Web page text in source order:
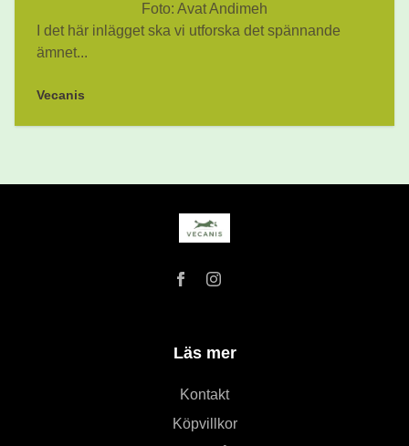
Foto: Avat Andimeh
I det här inlägget ska vi utforska det spännande
ämnet...
Vecanis
Läs mer
Kontakt
Köpvillkor